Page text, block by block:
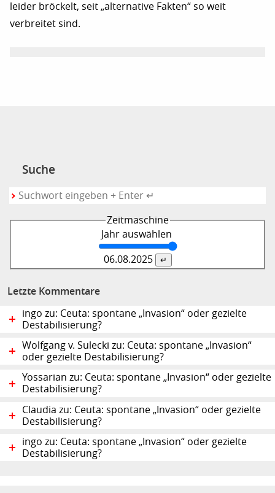
leider bröckelt, seit „alternative Fakten“ so weit
verbreitet sind.
Suche
Zeitmaschine
Jahr auswählen
06.08.2025
Letzte Kommentare
ingo zu: Ceuta: spontane „Invasion“ oder gezielte
Destabilisierung?
Wolfgang v. Sulecki zu: Ceuta: spontane „Invasion“
oder gezielte Destabilisierung?
Yossarian zu: Ceuta: spontane „Invasion“ oder gezielte
Destabilisierung?
Claudia zu: Ceuta: spontane „Invasion“ oder gezielte
Destabilisierung?
ingo zu: Ceuta: spontane „Invasion“ oder gezielte
Destabilisierung?